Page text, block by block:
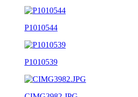
P1010544
P1010539